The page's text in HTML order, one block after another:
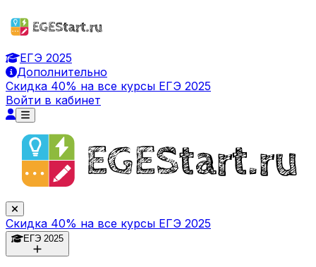
ЕГЭ 2025
Дополнительно
Скидка 40% на все курсы ЕГЭ 2025
Войти в кабинет
Скидка 40% на все курсы ЕГЭ 2025
ЕГЭ 2025